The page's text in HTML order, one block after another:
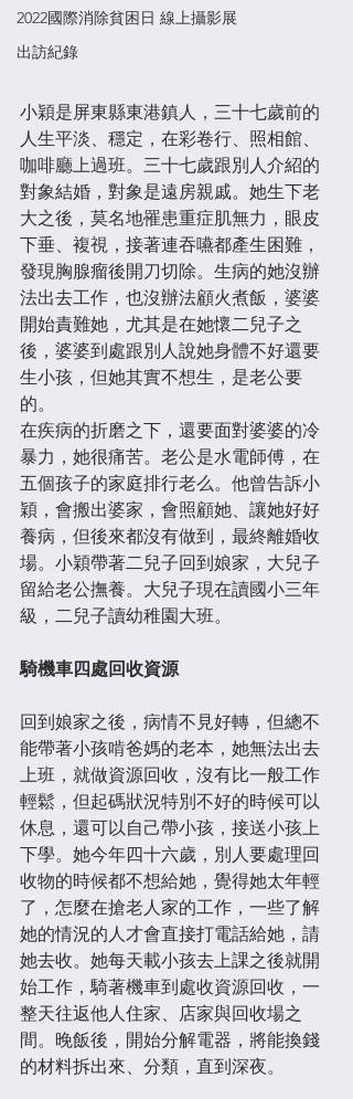
2022國際消除貧困日 線上攝影展
出訪紀錄
小穎是屏東縣東港鎮人，三十七歲前的
人生平淡、穩定，在彩卷行、照相館、
咖啡廳上過班。三十七歲跟別人介紹的
對象結婚，對象是遠房親戚。她生下老
大之後，莫名地罹患重症肌無力，眼皮
下垂、複視，接著連吞嚥都產生困難，
發現胸腺瘤後開刀切除。生病的她沒辦
法出去工作，也沒辦法顧火煮飯，婆婆
開始責難她，尤其是在她懷二兒子之
後，婆婆到處跟別人說她身體不好還要
生小孩，但她其實不想生，是老公要
的。
在疾病的折磨之下，還要面對婆婆的冷
暴力，她很痛苦。老公是水電師傅，在
五個孩子的家庭排行老么。他曾告訴小
穎，會搬出婆家，會照顧她、讓她好好
養病，但後來都沒有做到，最終離婚收
場。小穎帶著二兒子回到娘家，大兒子
留給老公撫養。大兒子現在讀國小三年
級，二兒子讀幼稚園大班。
騎機車四處回收資源
回到娘家之後，病情不見好轉，但總不
能帶著小孩啃爸媽的老本，她無法出去
上班，就做資源回收，沒有比一般工作
輕鬆，但起碼狀況特別不好的時候可以
休息，還可以自己帶小孩，接送小孩上
下學。她今年四十六歲，別人要處理回
收物的時候都不想給她，覺得她太年輕
了，怎麼在搶老人家的工作，一些了解
她的情況的人才會直接打電話給她，請
她去收。她每天載小孩去上課之後就開
始工作，騎著機車到處收資源回收，一
整天往返他人住家、店家與回收場之
間。晚飯後，開始分解電器，將能換錢
的材料拆出來、分類，直到深夜。